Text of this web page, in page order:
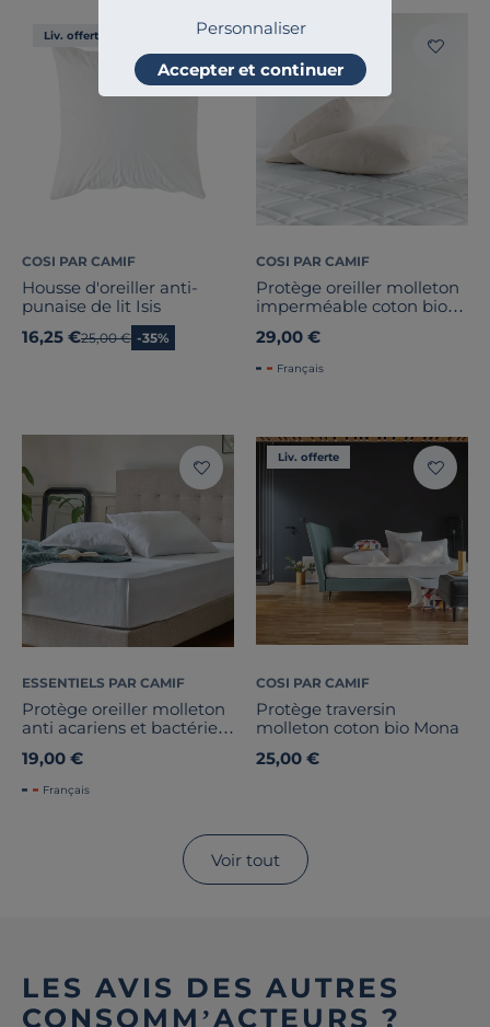
Personnaliser
Accepter et continuer
Liv. offerte
COSI PAR CAMIF
Housse d'oreiller anti-
punaise de lit Isis
16,25 €Ancien prix
25,00 € -35%
Liv. offerte
COSI PAR CAMIF
Protège oreiller molleton
imperméable coton bio
29,00 €
Français
ESSENTIELS PAR CAMIF
Protège oreiller molleton
anti acariens et bactérien
19,00 €
Français
Liv. offerte
COSI PAR CAMIF
Protège traversin
molleton coton bio Mona
25,00 €
Voir tout
LES AVIS DES AUTRES
CONSOMM’ACTEURS ?